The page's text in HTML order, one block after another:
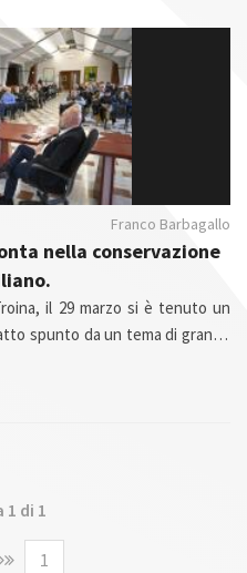
Franco Barbagallo
nella conservazione
il 29 marzo si è tenuto un
spunto da un tema di grande
di Monta, per occuparsi più in
razze autoctone equine
1 di 1
1